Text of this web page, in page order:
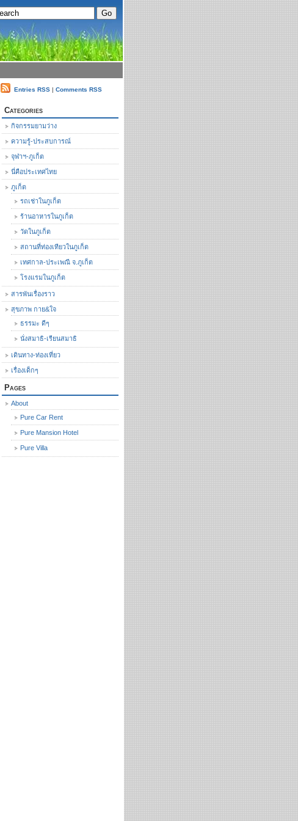
Entries RSS | Comments RSS
Categories
กิจกรรมยามว่าง
ความรู้-ประสบการณ์
จุฬาฯ-ภูเก็ต
นี่คือประเทศไทย
ภูเก็ต
รถเช่าในภูเก็ต
ร้านอาหารในภูเก็ต
วัดในภูเก็ต
สถานที่ท่องเทียวในภูเก็ต
เทศกาล-ประเพณี จ.ภูเก็ต
โรงแรมในภูเก็ต
สารพันเรื่องราว
สุขภาพ กาย&ใจ
ธรรมะ ดีๆ
นั่งสมาธิ-เรียนสมาธิ
เดินทาง-ท่องเที่ยว
เรื่องเด็กๆ
Pages
About
Pure Car Rent
Pure Mansion Hotel
Pure Villa